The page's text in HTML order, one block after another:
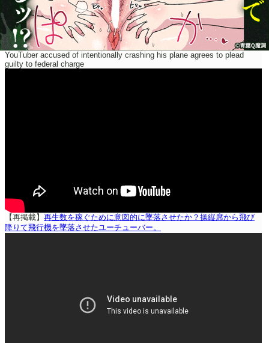
YouTuber accused of intentionally crashing his plane agrees to plead
guilty to federal charge
【再掲載】 再生数を稼ぐために意図的に墜落させたか？操縦席から飛び
降りて飛行機を墜落させたユーチューバー。